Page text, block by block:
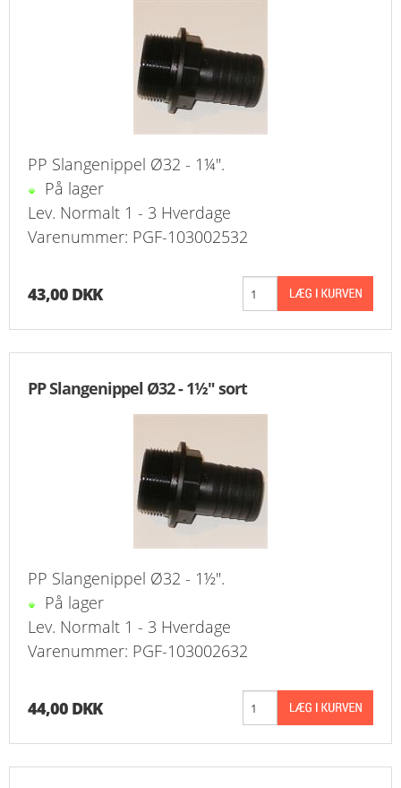
PP Slangenippel Ø32 - 1¼".
På lager
Lev. Normalt 1 - 3 Hverdage
Varenummer: PGF-103002532
43,00 DKK
PP Slangenippel Ø32 - 1½" sort
PP Slangenippel Ø32 - 1½".
På lager
Lev. Normalt 1 - 3 Hverdage
Varenummer: PGF-103002632
44,00 DKK